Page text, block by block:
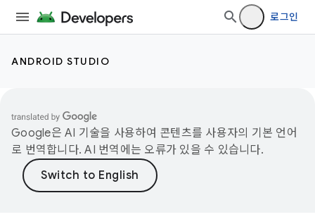
로그인
ANDROID STUDIO
Google은 AI 기술을 사용하여 콘텐츠를 사용자의 기본 언어
로 번역합니다. AI 번역에는 오류가 있을 수 있습니다.